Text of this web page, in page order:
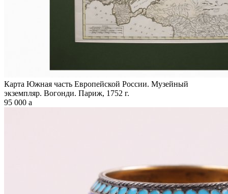
Карта Южная часть Европейской России. Музейный
экземпляр. Вогонди. Париж, 1752 г.
95 000 a